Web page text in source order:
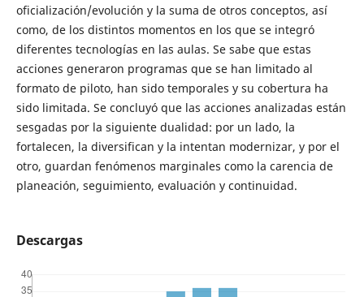
oficialización/evolución y la suma de otros conceptos, así
como, de los distintos momentos en los que se integró
diferentes tecnologías en las aulas. Se sabe que estas
acciones generaron programas que se han limitado al
formato de piloto, han sido temporales y su cobertura ha
sido limitada. Se concluyó que las acciones analizadas están
sesgadas por la siguiente dualidad: por un lado, la
fortalecen, la diversifican y la intentan modernizar, y por el
otro, guardan fenómenos marginales como la carencia de
planeación, seguimiento, evaluación y continuidad.
Descargas